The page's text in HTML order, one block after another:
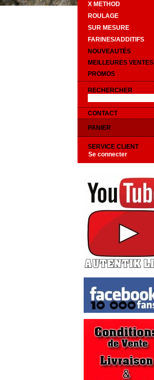
X METHOD
ROULAGE
SUR MESURE
FARINES/ADDITIFS
NOUVEAUTÉS
MEILLEURES VENTES
PROMOS
RECHERCHER
CONTACT
PANIER
SERVICE CLIENT
Se connecter